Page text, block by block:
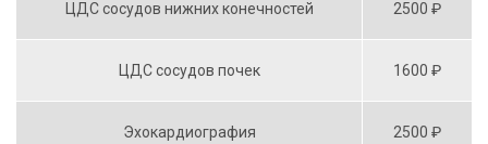
ЦДС сосудов нижних конечностей 2500 ₽
ЦДС сосудов почек 1600 ₽
Эхокардиография 2500 ₽